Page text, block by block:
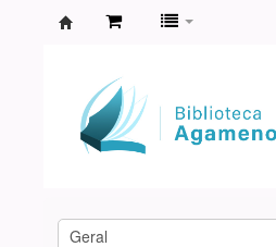
Agamenon
Magalhães